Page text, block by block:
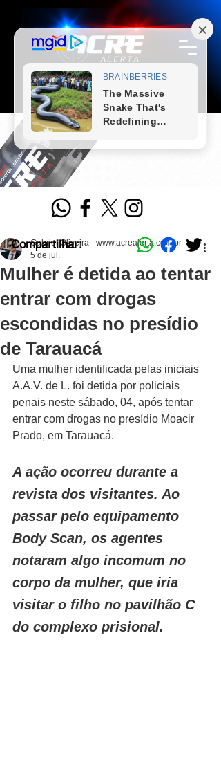
Mulher é detida ao tentar
entrar com drogas
escondidas no presídio
de Tarauacá
Gabriel Oliveira - www.acrealerta.com.br
5 de jul.
Uma mulher identificada pelas iniciais
A.A.V. de L. foi detida por policiais
penais neste sábado, 04, após tentar
entrar com drogas no presídio Moacir
Prado, em Tarauacá.
A ação ocorreu durante a
revista dos visitantes. Ao
passar pelo equipamento
Body Scan, os agentes
notaram algo incomum no
corpo da mulher, que iria
visitar o filho no pavilhão C
do complexo prisional.
Compartilhar: